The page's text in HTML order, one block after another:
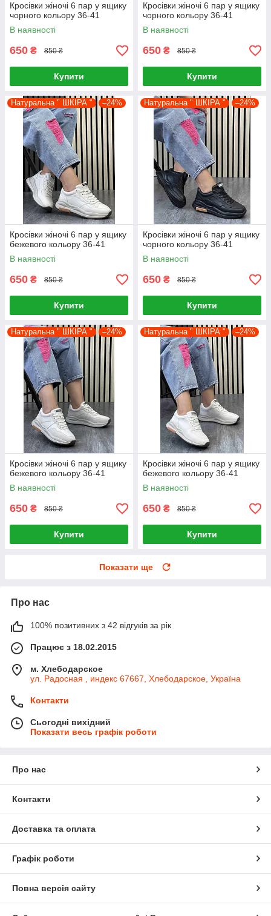
Кросівки жіночі 6 пар у ящику
чорного кольору 36-41
В наявності
650 ₴ 850 ₴
Купити
Кросівки жіночі 6 пар у ящику
чорного кольору 36-41
В наявності
650 ₴ 850 ₴
Купити
Натуральна " ШКІРА " –24%
Кросівки жіночі 6 пар у ящику
бежевого кольору 36-41
В наявності
650 ₴ 850 ₴
Купити
Натуральна " ШКІРА " –24%
Кросівки жіночі 6 пар у ящику
чорного кольору 36-41
В наявності
650 ₴ 850 ₴
Купити
Натуральна " ШКІРА " –24%
Кросівки жіночі 6 пар у ящику
бежевого кольору 36-41
В наявності
650 ₴ 850 ₴
Купити
Натуральна " ШКІРА " –24%
Кросівки жіночі 6 пар у ящику
бежевого кольору 36-41
В наявності
650 ₴ 850 ₴
Купити
Показати ще
Про нас
100% позитивних з 42 відгуків за рік
Працює з 18.02.2015
м. Хлебодарское
ул. Радосная , индекс 67667, Хлебодарское, Україна
Контакти
Сьогодні вихідний
Показати весь графік роботи
Про нас
Контакти
Доставка та оплата
Графік роботи
Повна версія сайту